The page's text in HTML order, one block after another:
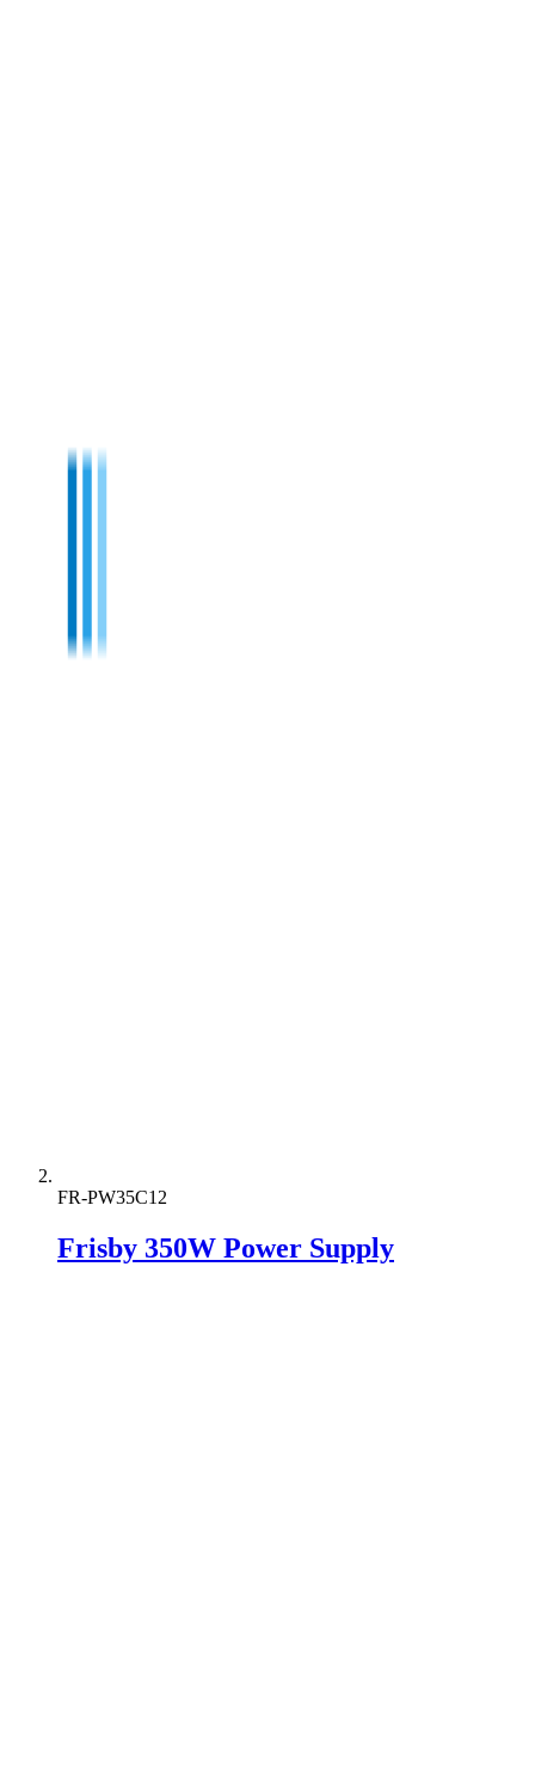
FR-PW35C12
Frisby 350W Power Supply